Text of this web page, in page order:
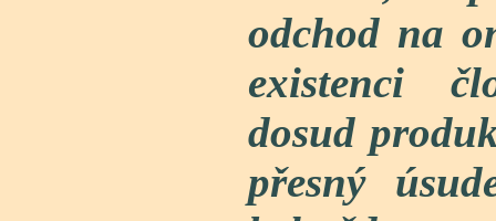
odchod na
existenci
dosud
přesný